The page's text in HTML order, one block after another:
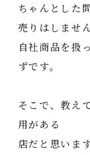
ちゃんとした
売りはしません
自社商品を扱
ずです。
そこで、教え
用がある
店だと思います